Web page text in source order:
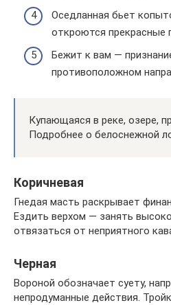
Оседланная бьет
откроются прекрасные
Бежит к вам —
противоположном
Купающаяся в реке, озере,
Подробнее о белоснежной
Коричневая
Гнедая масть раскрывает
Ездить верхом — занять
отвязаться от неприятного
Черная
Вороной обозначает суету,
непродуманные действия.